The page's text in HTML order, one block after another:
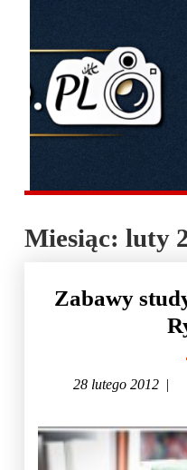
Miesiąc: luty
Zabawy
28 lutego 2012 |